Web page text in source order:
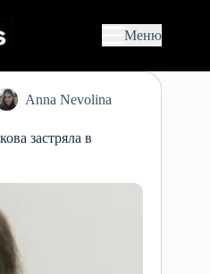
Меню
Anna Nevolina
застряла в